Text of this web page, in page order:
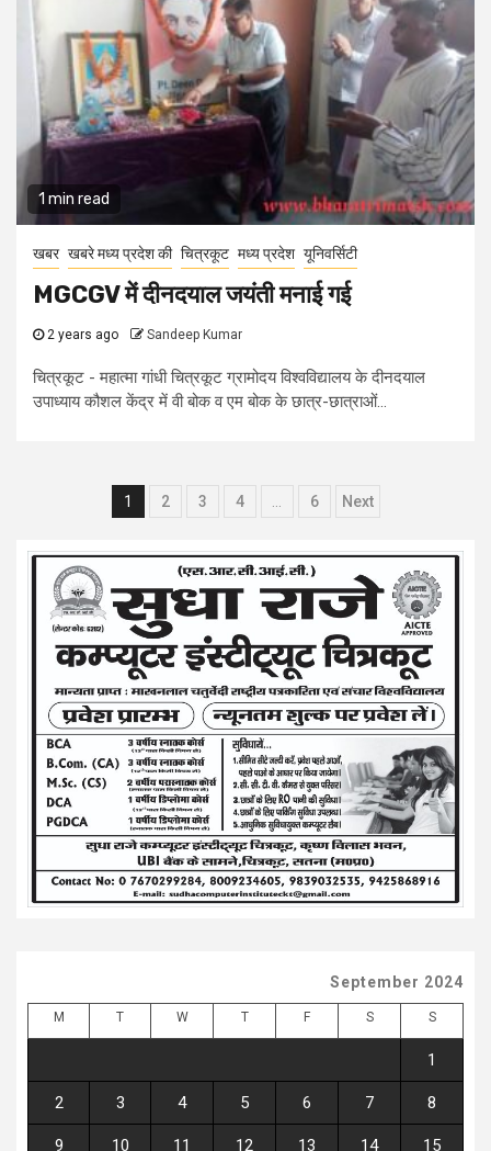
1 min read
खबर खबरे मध्य प्रदेश की चित्रकूट मध्य प्रदेश यूनिवर्सिटी
MGCGV में दीनदयाल जयंती मनाई गई
2 years ago Sandeep Kumar
चित्रकूट - महात्मा गांधी चित्रकूट ग्रामोदय विश्वविद्यालय के दीनदयाल
उपाध्याय कौशल केंद्र में वी बोक व एम बोक के छात्र-छात्राओं...
Posts
1 2 3 4 6 Next
September 2024
M T W T F S S
1
2 3 4 5 6 7 8
9 10 11 12 13 14 15